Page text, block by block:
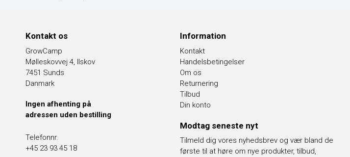
Kontakt os
GrowCamp
Mølleskovvej 4, Ilskov
7451 Sunds
Danmark
Ingen afhenting på
adressen uden bestilling
Telefonnr.
+45 23 93 45 18
Information
Kontakt
Handelsbetingelser
Om os
Returnering
Tilbud
Din konto
Modtag seneste nyt
Tilmeld dig vores nyhedsbrev og vær bland de
første til at høre om nye produkter, tilbud,